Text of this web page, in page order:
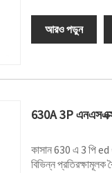
আরও পড়ুন
630A 3P এনএসএক্স
কাসান 630 এ 3 পি ed
বিভিন্ন